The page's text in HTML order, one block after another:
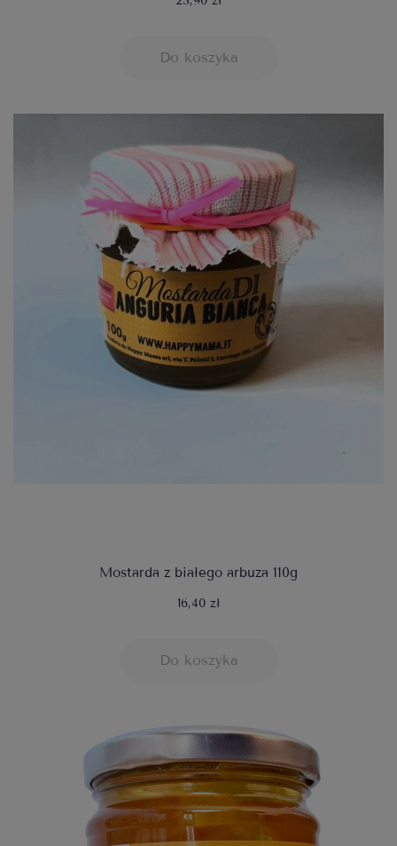
Do koszyka
Mostarda z białego arbuza 110g
16,40 zł
Do koszyka